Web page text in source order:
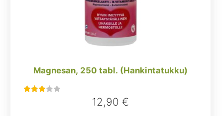
Magnesan, 250 tabl. (Hankintatukku)
12,90 €